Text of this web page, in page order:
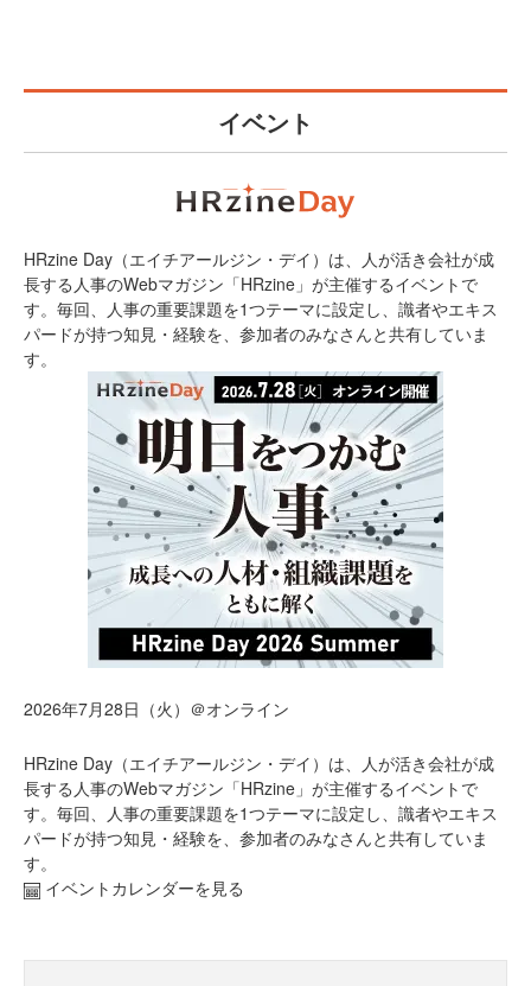
イベント
HRzine Day（エイチアールジン・デイ）は、人が活き会社が成
長する人事のWebマガジン「HRzine」が主催するイベントで
す。毎回、人事の重要課題を1つテーマに設定し、識者やエキス
パードが持つ知見・経験を、参加者のみなさんと共有していま
す。
2026年7月28日（火）＠オンライン
HRzine Day（エイチアールジン・デイ）は、人が活き会社が成
長する人事のWebマガジン「HRzine」が主催するイベントで
す。毎回、人事の重要課題を1つテーマに設定し、識者やエキス
パードが持つ知見・経験を、参加者のみなさんと共有していま
す。
イベントカレンダーを見る